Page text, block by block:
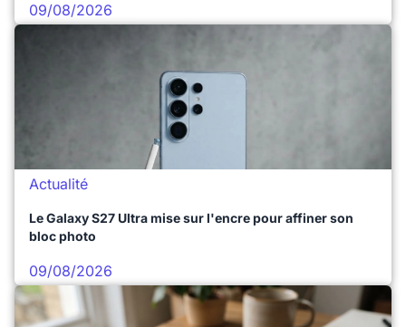
09/08/2026
Actualité
Le Galaxy S27 Ultra mise sur l'encre pour affiner son
bloc photo
09/08/2026